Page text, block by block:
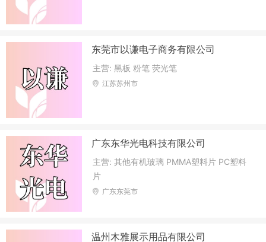
东莞市以谦电子商务有限公司
主营: 黑板 粉笔 荧光笔
江苏苏州市
广东东华光电科技有限公司
主营: 其他有机玻璃 PMMA塑料片 PC塑料
片
广东东莞市
温州木雅展示用品有限公司